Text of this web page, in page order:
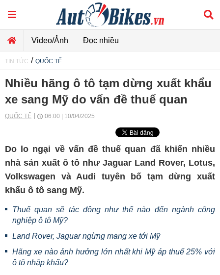
Video/Ảnh Đọc nhiều
TIN TỨC / QUỐC TẾ
Nhiều hãng ô tô tạm dừng xuất khẩu
xe sang Mỹ do vấn đề thuế quan
QUỐC TẾ 06:00 | 10/04/2025
Do lo ngại về vấn đề thuế quan đã khiến nhiều
nhà sản xuất ô tô như Jaguar Land Rover, Lotus,
Volkswagen và Audi tuyên bố tạm dừng xuất
khẩu ô tô sang Mỹ.
Thuế quan sẽ tác động như thế nào đến ngành công
nghiệp ô tô Mỹ?
Land Rover, Jaguar ngừng mang xe tới Mỹ
Hãng xe nào ảnh hưởng lớn nhất khi Mỹ áp thuế 25% với
ô tô nhập khẩu?